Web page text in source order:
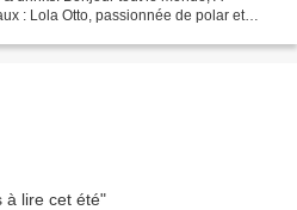
: Lola Otto, passionnée de polar et